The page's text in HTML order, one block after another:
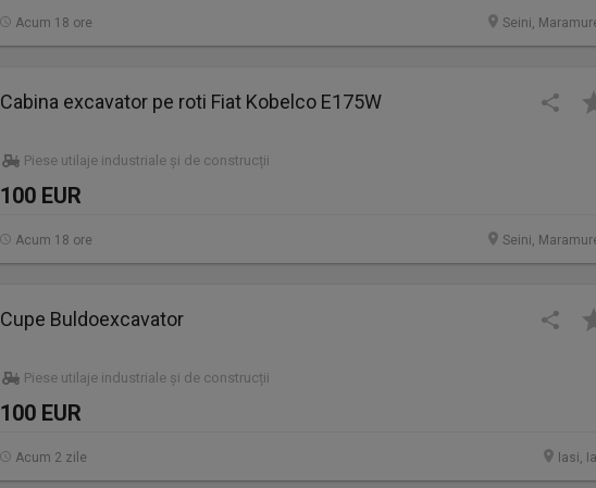
Seini,
Acum 18 ore
Cabina excavator pe roti Fiat Kobelco E175W
Piese utilaje industriale și de construcții
100 EUR
Seini,
Acum 18 ore
Cupe Buldoexcavator
Piese utilaje industriale și de construcții
100 EUR
Iasi,
Acum 2 zile